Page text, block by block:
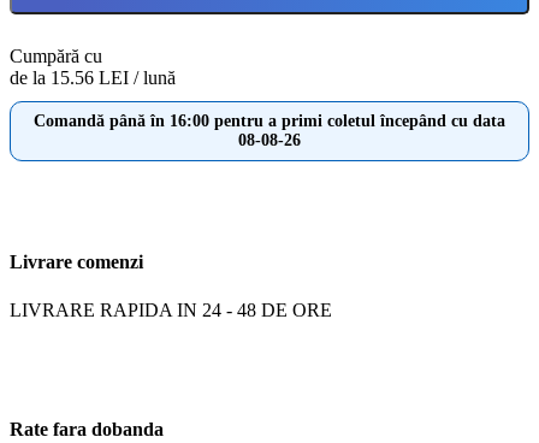
Cumpără cu
de la 15.56 LEI / lună
Comandă până în 16:00 pentru a primi coletul începând cu data
08-08-26
Livrare comenzi
LIVRARE RAPIDA IN 24 - 48 DE ORE
Rate fara dobanda